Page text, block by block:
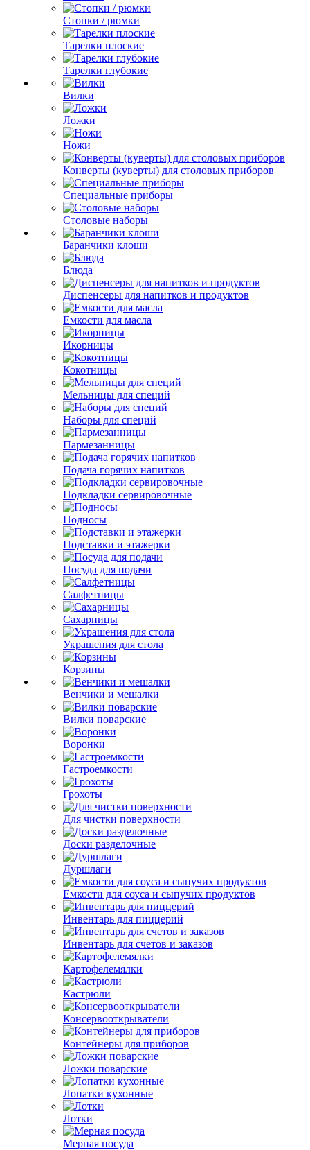
Стопки / рюмки
Тарелки плоские
Тарелки глубокие
Вилки
Ложки
Ножи
Конверты (куверты) для столовых приборов
Специальные приборы
Столовые наборы
Баранчики клоши
Блюда
Диспенсеры для напитков и продуктов
Емкости для масла
Икорницы
Кокотницы
Мельницы для специй
Наборы для специй
Пармезанницы
Подача горячих напитков
Подкладки сервировочные
Подносы
Подставки и этажерки
Посуда для подачи
Салфетницы
Сахарницы
Украшения для стола
Корзины
Венчики и мешалки
Вилки поварские
Воронки
Гастроемкости
Грохоты
Для чистки поверхности
Доски разделочные
Дуршлаги
Емкости для соуса и сыпучих продуктов
Инвентарь для пиццерий
Инвентарь для счетов и заказов
Картофелемялки
Кастрюли
Консервооткрыватели
Контейнеры для приборов
Ложки поварские
Лопатки кухонные
Лотки
Мерная посуда